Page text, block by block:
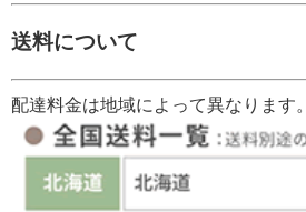
送料について
配達料金は地域によって異なります。